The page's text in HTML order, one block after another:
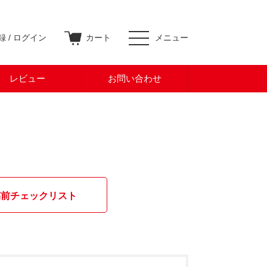
/ ログイン カート メニュー
レビュー お問い合わせ
チェックリスト